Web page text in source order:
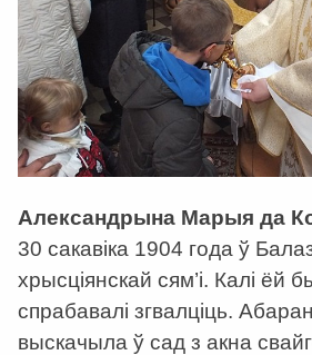
Александрына Марыя да
30 сакавіка 1904 года ў
хрысціянскай сям’і. Калі ёй
спрабавалі згвалціць.
выскачыла ў сад з акна